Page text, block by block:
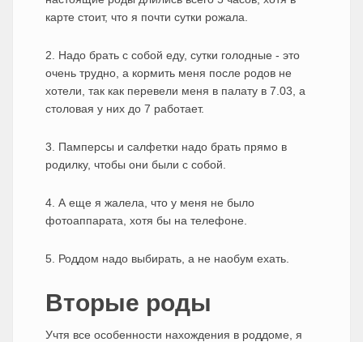
карте стоит, что я почти сутки рожала.
2. Надо брать с собой еду, сутки голодные - это
очень трудно, а кормить меня после родов не
хотели, так как перевели меня в палату в 7.03, а
столовая у них до 7 работает.
3. Памперсы и салфетки надо брать прямо в
родилку, чтобы они были с собой.
4. А еще я жалела, что у меня не было
фотоаппарата, хотя бы на телефоне.
5. Роддом надо выбирать, а не наобум ехать.
Вторые роды
Учтя все особенности нахождения в роддоме, я